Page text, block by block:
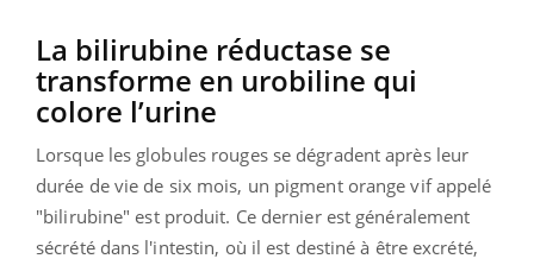
La bilirubine réductase se
transforme en urobiline qui
colore l’urine
Lorsque les globules rouges se dégradent après leur
durée de vie de six mois, un pigment orange vif appelé
"bilirubine" est produit. Ce dernier est généralement
sécrété dans l'intestin, où il est destiné à être excrété,